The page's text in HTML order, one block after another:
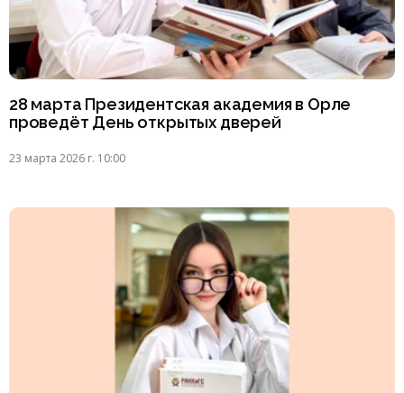
28 марта Президентская академия в Орле
проведёт День открытых дверей
23 марта 2026 г. 10:00